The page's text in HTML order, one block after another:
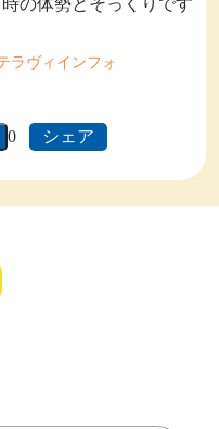
の体勢とそっくりです
ラヴィインフォ
0 シェア